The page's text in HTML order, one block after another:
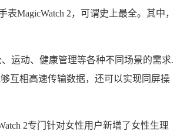
MagicWatch 2，可谓史上最全。其中，
运动、健康管理等各种不同场景的需求.
互相高速传输数据，还可以实现同屏操
2专门针对女性用户新增了女性生理